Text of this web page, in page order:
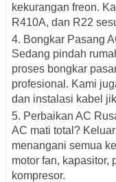
kekurangan freon.
R410A, dan R22
4. Bongkar Pasang
Sedang pindah
proses bongkar
profesional. Kami
dan instalasi kabel
5. Perbaikan AC
AC mati total?
menangani semua
motor fan, kapasitor,
kompresor.